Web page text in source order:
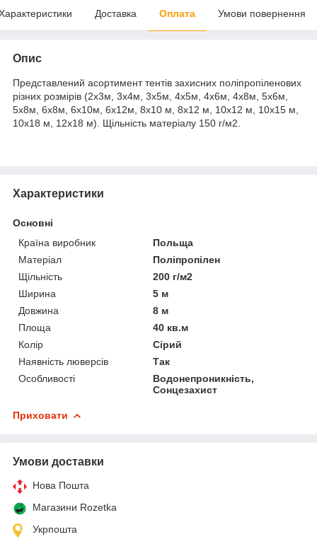
Доставка Оплата Умови повернення
Опис
Представлений асортимент тентів захисних поліпропіленових
різних розмірів (2х3м, 3х4м, 3х5м, 4х5м, 4х6м, 4х8м, 5х6м,
5х8м, 6х8м, 6х10м, 6х12м, 8х10 м, 8х12 м, 10х12 м, 10х15 м,
10х18 м, 12х18 м). Щільність матеріалу 150 г/м2.
Характеристики
Основні
Країна виробник
Польща
Матеріал
Поліпропілен
Щільність
200 г/м2
Ширина
5 м
Довжина
8 м
Площа
40 кв.м
Колір
Сірий
Наявність люверсів
Так
Особливості
Водонепроникність,
Сонцезахист
Приховати
Умови доставки
Нова Пошта
Магазини Rozetka
Укрпошта